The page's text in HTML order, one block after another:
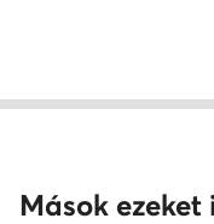
Mások ezeket